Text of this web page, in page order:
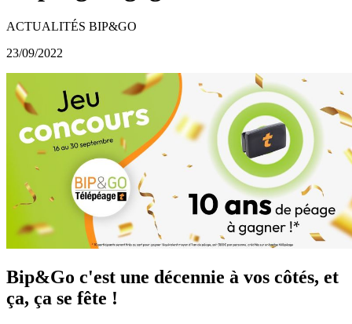
ACTUALITÉS BIP&GO
23/09/2022
Bip&Go c'est une décennie à vos côtés, et
ça, ça se fête !